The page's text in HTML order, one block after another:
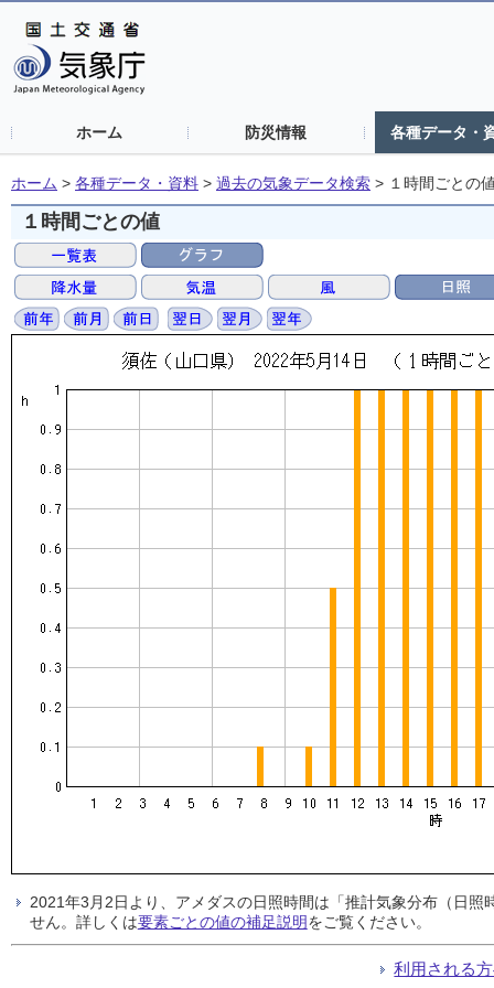
ホーム 防災情報 各種データ・
ホーム > 各種データ・資料 > 過去の気象データ検索 > １時間ごとの
１時間ごとの値
2021年3月2日より、アメダスの日照時間は「推計気象分布（日
せん。詳しくは要素ごとの値の補足説明をご覧ください。
利用される